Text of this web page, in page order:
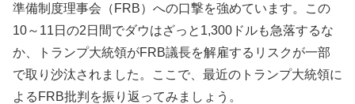
準備制度理事会（FRB）への口撃を強めています。この
10～11日の2日間でダウはざっと1,300ドルも急落するな
か、トランプ大統領がFRB議長を解雇するリスクが一部
で取り沙汰されました。ここで、最近のトランプ大統領に
よるFRB批判を振り返ってみましょう。